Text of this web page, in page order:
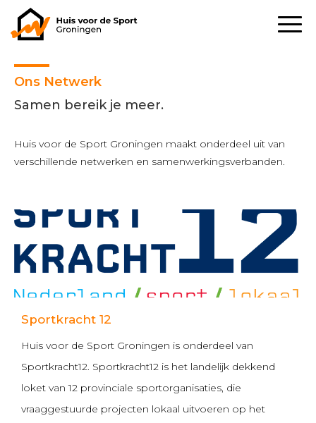
Ons Netwerk
Samen bereik je meer.
Huis voor de Sport Groningen maakt onderdeel uit van
verschillende netwerken en samenwerkingsverbanden.
Sportkracht 12
Huis voor de Sport Groningen is onderdeel van
Sportkracht12. Sportkracht12 is het landelijk dekkend
loket van 12 provinciale sportorganisaties, die
vraaggestuurde projecten lokaal uitvoeren op het